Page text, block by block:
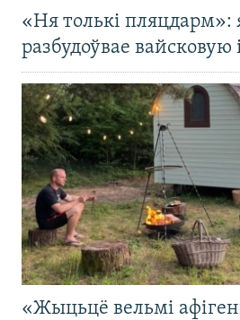
«Ня толькі пляцдарм»:
разбудоўвае вайсковую
«Жыцьцё вельмі